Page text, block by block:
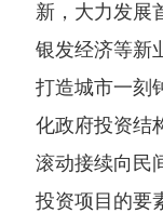
新，大力发展
银发经济等新
打造城市一刻
化政府投资结
滚动接续向民
投资项目的要